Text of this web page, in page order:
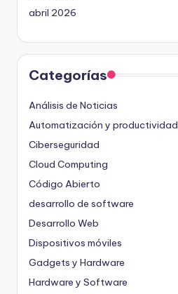
abril 2026
Categorías
Análisis de Noticias
Automatización y productividad
Ciberseguridad
Cloud Computing
Código Abierto
desarrollo de software
Desarrollo Web
Dispositivos móviles
Gadgets y Hardware
Hardware y Software